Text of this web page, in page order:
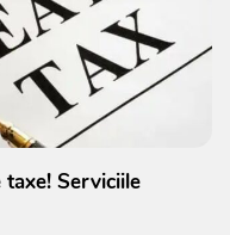
Serviciile